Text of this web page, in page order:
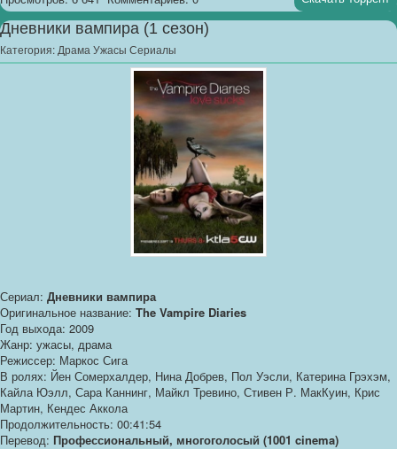
Дневники вампира (1 cезон)
Категория: Драма Ужасы Сериалы
Сериал: Дневники вампира
Оригинальное название: The Vampire Diaries
Год выхода: 2009
Жанр: ужасы, драма
Режиссер: Маркос Сига
В ролях: Йен Сомерхалдер, Нина Добрев, Пол Уэсли, Катерина Грэхэм,
Кайла Юэлл, Сара Каннинг, Майкл Тревино, Стивен Р. МакКуин, Крис
Мартин, Кендес Аккола
Продолжительность: 00:41:54
Перевод: Профессиональный, многоголосый (1001 cinema)